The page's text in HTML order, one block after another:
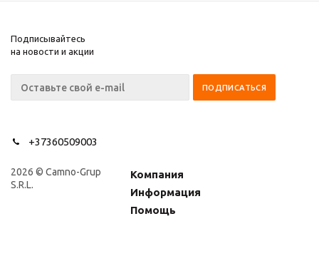
Подписывайтесь
на новости и акции
+37360509003
2026 © Camno-Grup
S.R.L.
Компания
Информация
Помощь